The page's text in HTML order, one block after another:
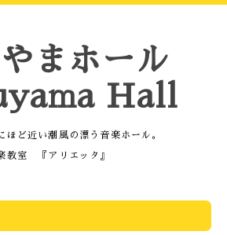
まホール
Hall
ほど近い潮風の漂う音楽ホール。
教室 『アリエッタ』